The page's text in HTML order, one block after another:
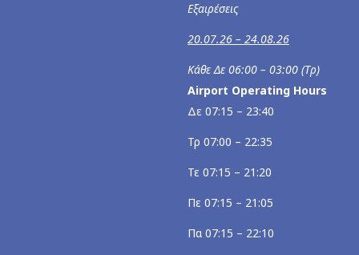
Εξαιρέσεις
20.07.26 – 24.08.26
Κάθε Δε 06:00 – 03:00 (Τρ)
Airport Operating Hours
Δε 07:15 – 23:40
Τρ 07:00 – 22:35
Τε 07:15 – 21:20
Πε 07:15 – 21:05
Πα 07:15 – 22:10